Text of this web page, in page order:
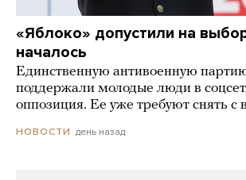
«Яблоко» допустили на
началось
Единственную антивоенную
поддержали молодые люди в
оппозиция. Ее уже требуют снять с
НОВОСТИ день назад